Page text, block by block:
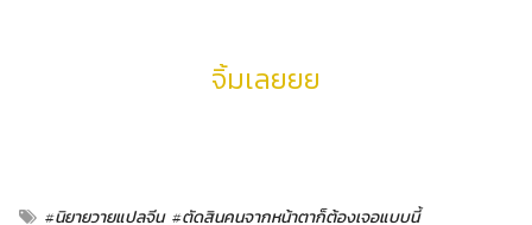
จิ้มเลยยย
#นิยายวายแปลจีน #ตัดสินคนจากหน้าตาก็ต้องเจอแบบนี้